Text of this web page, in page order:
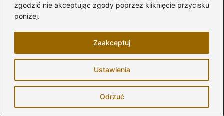
zgodzić nie akceptując zgody poprzez kliknięcie przycisku
poniżej.
Ustawienia
Odrzuć
Zaakceptuj
https://www.prolamp.pl/lampa-ogrodowa-z-zeliwa-n5-
klosz-kula.html
FAQ – Najczęstsze pytania
Jakie materiały kloszy do lamp ogrodowych
Najlepsze materiały kloszy do lamp
ogrodowych to polimetakryl metylu (PMMA)